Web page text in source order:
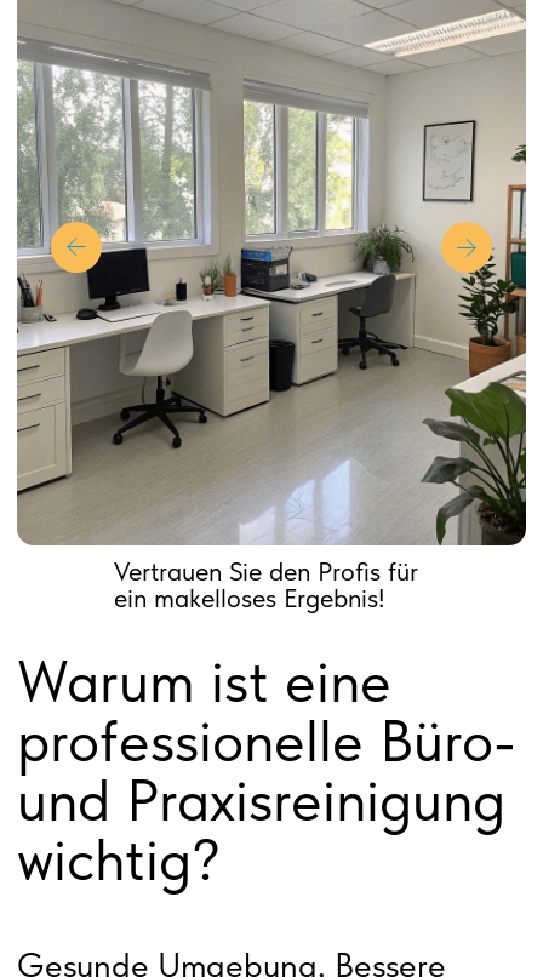
Vertrauen Sie den Profis für
ein makelloses Ergebnis!
Räume sind essenziell für eine
Saubere Verkaufsräume, ein
sauberes Büro oder eine saubere
Praxis sind das Aushängeschild
Ihres Geschäfts
Warum ist eine
professionelle Büro-
und Praxisreinigung
wichtig?
Gesunde Umgebung, Bessere
Arbeitsleistung, Professionelles